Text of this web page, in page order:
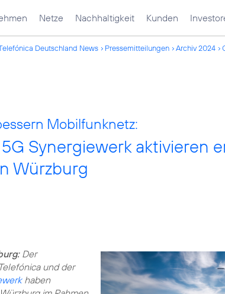
Netze Nachhaltigkeit Kunden
Deutschland News Pressemitteilungen Archiv 2024
Mobilfunknetz:
Synergiewerk aktivieren
Würzburg
Der
und der
haben